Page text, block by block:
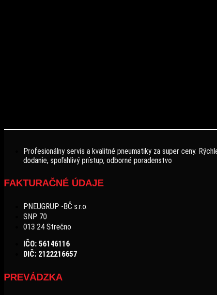
Profesionálny servis a kvalitné pneumatiky za super ceny.
dodanie, spoľahlivý prístup, odborné poradenstvo
FAKTURAČNÉ ÚDAJE
PNEUGRUP -BČ s.r.o.
SNP 70
013 24 Strečno
IČO: 56146116
DIČ: 2122216657
PREVÁDZKA